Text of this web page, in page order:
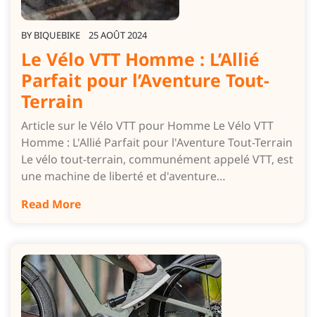
BY BIQUEBIKE 25 AOÛT 2024
Le Vélo VTT Homme : L’Allié
Parfait pour l’Aventure Tout-
Terrain
Article sur le Vélo VTT pour Homme Le Vélo VTT
Homme : L'Allié Parfait pour l'Aventure Tout-Terrain
Le vélo tout-terrain, communément appelé VTT, est
une machine de liberté et d'aventure…
Read More